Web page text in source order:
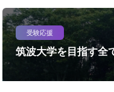
受験応援
筑波大学を目指す全